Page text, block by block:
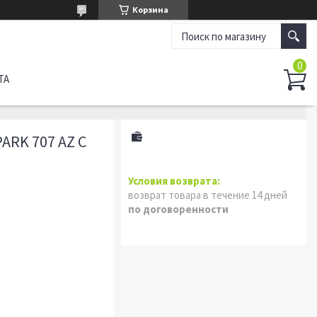
Корзина
707 AZ С
возврат товара в течение 14 дней
по договоренности